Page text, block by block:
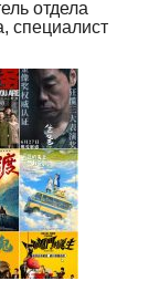
отдела
специалист